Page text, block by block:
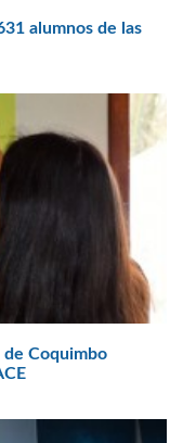
alumnos de las
de Coquimbo